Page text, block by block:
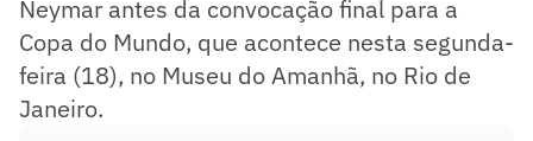
Neymar antes da convocação final para a
Copa do Mundo, que acontece nesta segunda-
feira (18), no Museu do Amanhã, no Rio de
Janeiro.